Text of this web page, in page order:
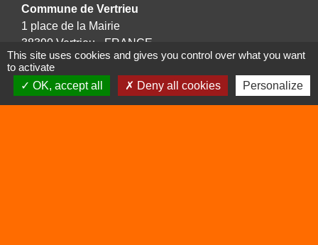
Commune de Vertrieu
1 place de la Mairie
38390 Vertrieu - FRANCE
+33 4 74 90 61 68
This site uses cookies and gives you control over what you want
to activate
OK, accept all
Deny all cookies Personalize